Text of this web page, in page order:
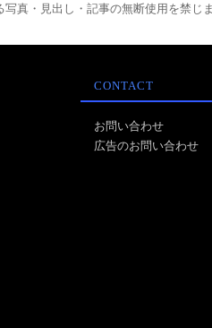
写真・見出し・記事の無断使用を禁じ
CONTACT
お問い合わせ
広告のお問い合わせ